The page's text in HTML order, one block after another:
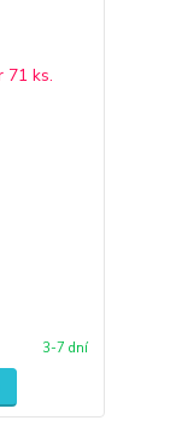
3-7 dní